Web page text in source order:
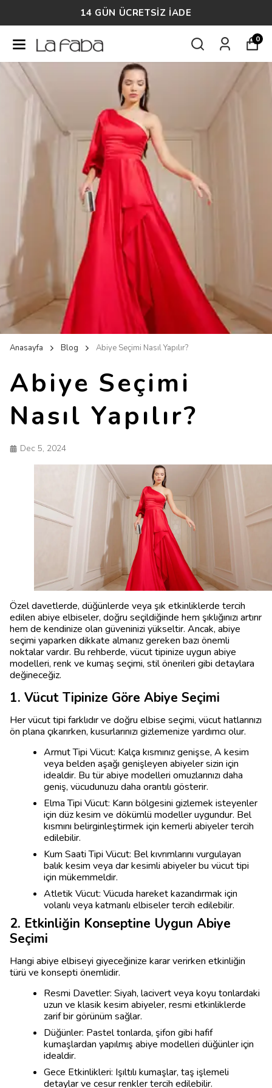
14 GÜN ÜCRETSİZ İADE
0
Anasayfa Blog Abiye Seçimi Nasıl Yapılır?
Abiye Seçimi
Nasıl Yapılır?
Dec 5, 2024
Özel davetlerde, düğünlerde veya şık etkinliklerde tercih
edilen abiye elbiseler, doğru seçildiğinde hem şıklığınızı artırır
hem de kendinize olan güveninizi yükseltir. Ancak, abiye
seçimi yaparken dikkate almanız gereken bazı önemli
noktalar vardır. Bu rehberde, vücut tipinize uygun abiye
modelleri, renk ve kumaş seçimi, stil önerileri gibi detaylara
değineceğiz.
1. Vücut Tipinize Göre Abiye Seçimi
Her vücut tipi farklıdır ve doğru elbise seçimi, vücut hatlarınızı
ön plana çıkarırken, kusurlarınızı gizlemenize yardımcı olur.
Armut Tipi Vücut: Kalça kısmınız genişse, A kesim
veya belden aşağı genişleyen abiyeler sizin için
idealdir. Bu tür abiye modelleri omuzlarınızı daha
geniş, vücudunuzu daha orantılı gösterir.
Elma Tipi Vücut: Karın bölgesini gizlemek isteyenler
için düz kesim ve dökümlü modeller uygundur. Bel
kısmını belirginleştirmek için kemerli abiyeler tercih
edilebilir.
Kum Saati Tipi Vücut: Bel kıvrımlarını vurgulayan
balık kesim veya dar kesimli abiyeler bu vücut tipi
için mükemmeldir.
Atletik Vücut: Vücuda hareket kazandırmak için
volanlı veya katmanlı elbiseler tercih edilebilir.
2. Etkinliğin Konseptine Uygun Abiye
Seçimi
Hangi abiye elbiseyi giyeceğinize karar verirken etkinliğin
türü ve konsepti önemlidir.
Resmi Davetler: Siyah, lacivert veya koyu tonlardaki
uzun ve klasik kesim abiyeler, resmi etkinliklerde
zarif bir görünüm sağlar.
Düğünler: Pastel tonlarda, şifon gibi hafif
kumaşlardan yapılmış abiye modelleri düğünler için
idealdir.
Gece Etkinlikleri: Işıltılı kumaşlar, taş işlemeli
detaylar ve cesur renkler tercih edilebilir.